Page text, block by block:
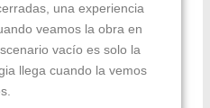
una experiencia
veamos la obra en
vacío es solo la
llega cuando la vemos